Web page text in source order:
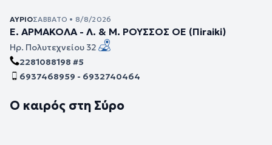
ΑΎΡΙΟΣΆΒΒΑΤΟ • 8/8/2026
Ε. ΑΡΜΑΚΟΛΑ - Λ. & Μ. ΡΟΥΣΣΟΣ ΟΕ (Πiraiki)
Ηρ. Πολυτεχνείου 32
2281088198 #5
6937468959 - 6932740464
Ο καιρός στη Σύρο